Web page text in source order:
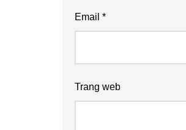
Email *
Trang web